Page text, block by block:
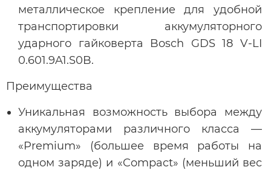
металлическое крепление для удобной
транспортировки аккумуляторного
ударного гайковерта Bosch GDS 18 V-LI
0.601.9A1.S0B.
Преимущества
Уникальная возможность выбора между
аккумуляторами различного класса —
«Premium» (большее время работы на
одном заряде) и «Compact» (меньший вес